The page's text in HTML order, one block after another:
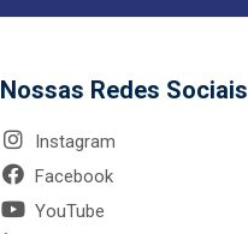
Nossas Redes Sociais
Instagram
Facebook
YouTube